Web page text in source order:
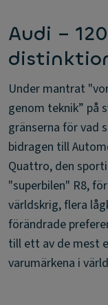
Audi –
Under mantrat
genom teknik” på
gränserna för vad
bidragen till
Quattro, den
"superbilen" R8,
världskrig, flera
förändrade
till ett av de mest
varumärkena i